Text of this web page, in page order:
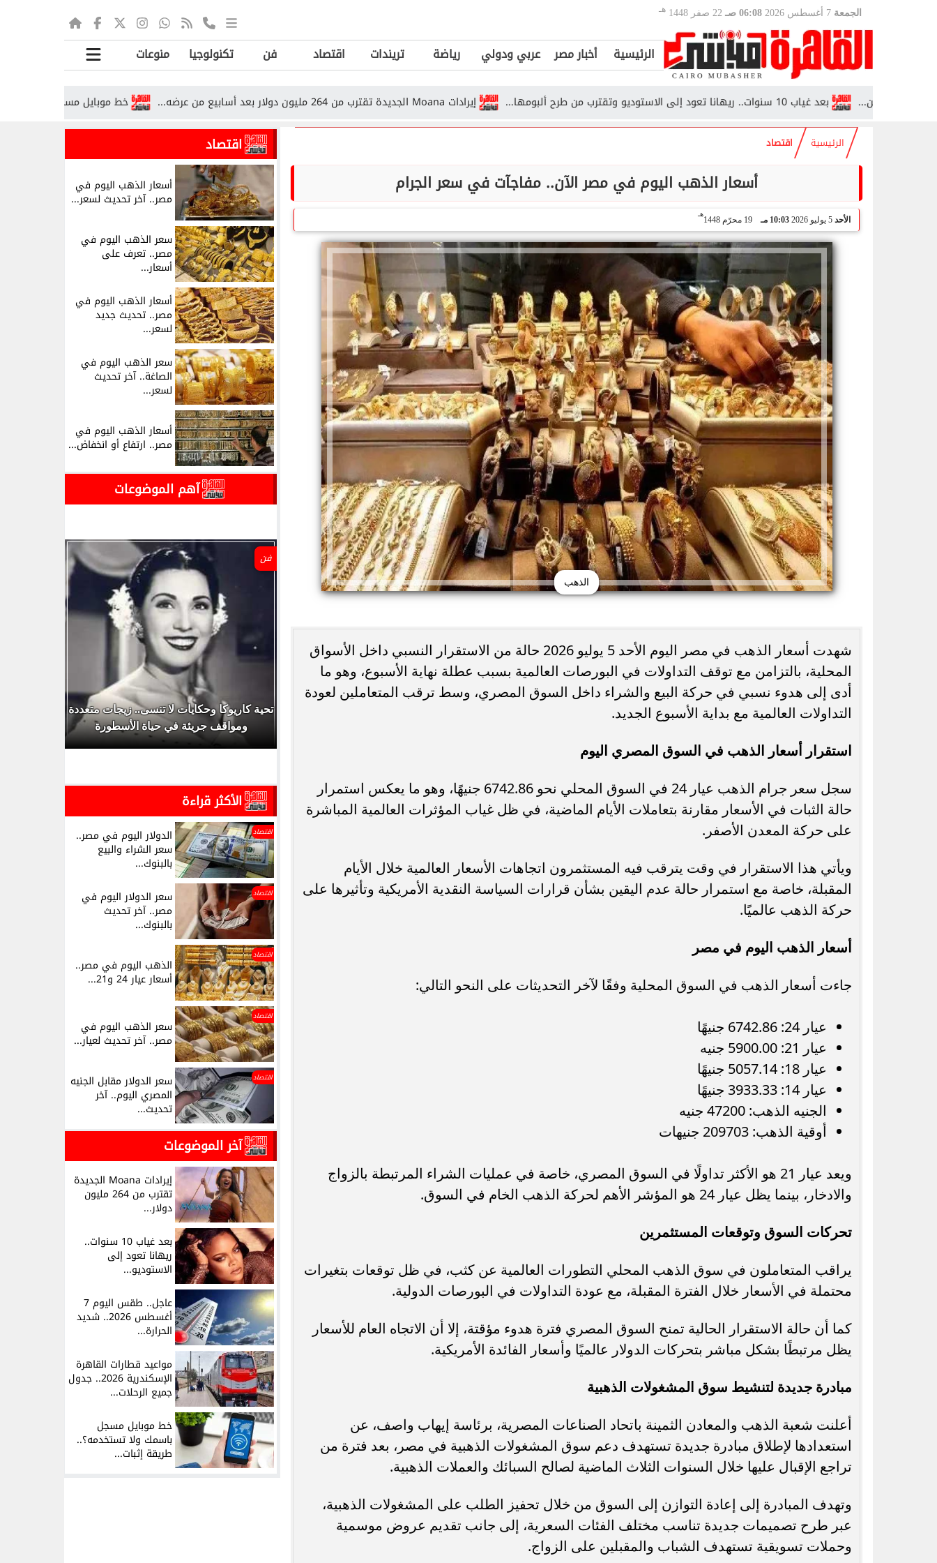
الجمعة 06:08 صـ 22 صفر 1448 هـ
الرئيسية أخبار مصر عربي ودولي رياضة تريندات اقتصاد فن تكنولوجيا منوعات
خط موبايل مسجل باسمك ولا إيرادات Moana الجديدة تقترب من 264 مليون دولار بعد أسابيع من عرضه... بعد غياب 10 سنوات.. ريهانا تعود إلى الاستوديو وتقترب من طرح ألبومها...
الرئيسية اقتصاد
أسعار الذهب اليوم في مصر الآن.. مفاجآت في سعر الجرام
الأحد 5 يوليو 2026 10:03 مـ 19 محرّم 1448
هـ
الذهب
شهدت أسعار الذهب في مصر اليوم الأحد 5 يوليو 2026 حالة من الاستقرار النسبي داخل الأسواق
المحلية، بالتزامن مع توقف التداولات في البورصات العالمية بسبب عطلة نهاية الأسبوع، وهو ما
أدى إلى هدوء نسبي في حركة البيع والشراء داخل السوق المصري، وسط ترقب المتعاملين لعودة
التداولات العالمية مع بداية الأسبوع الجديد.
استقرار أسعار الذهب في السوق المصري اليوم
سجل سعر جرام الذهب عيار 24 في السوق المحلي نحو 6742.86 جنيهًا، وهو ما يعكس استمرار
حالة الثبات في الأسعار مقارنة بتعاملات الأيام الماضية، في ظل غياب المؤثرات العالمية المباشرة
على حركة المعدن الأصفر.
ويأتي هذا الاستقرار في وقت يترقب فيه المستثمرون اتجاهات الأسعار العالمية خلال الأيام
المقبلة، خاصة مع استمرار حالة عدم اليقين بشأن قرارات السياسة النقدية الأمريكية وتأثيرها على
حركة الذهب عالميًا.
أسعار الذهب اليوم في مصر
جاءت أسعار الذهب في السوق المحلية وفقًا لآخر التحديثات على النحو التالي:
عيار 24: 6742.86 جنيهًا
عيار 21: 5900.00 جنيه
عيار 18: 5057.14 جنيهًا
عيار 14: 3933.33 جنيهًا
الجنيه الذهب: 47200 جنيه
أوقية الذهب: 209703 جنيهات
ويعد عيار 21 هو الأكثر تداولًا في السوق المصري، خاصة في عمليات الشراء المرتبطة بالزواج
والادخار، بينما يظل عيار 24 هو المؤشر الأهم لحركة الذهب الخام في السوق.
تحركات السوق وتوقعات المستثمرين
يراقب المتعاملون في سوق الذهب المحلي التطورات العالمية عن كثب، في ظل توقعات بتغيرات
محتملة في الأسعار خلال الفترة المقبلة، مع عودة التداولات في البورصات الدولية.
كما أن حالة الاستقرار الحالية تمنح السوق المصري فترة هدوء مؤقتة، إلا أن الاتجاه العام للأسعار
يظل مرتبطًا بشكل مباشر بتحركات الدولار عالميًا وأسعار الفائدة الأمريكية.
مبادرة جديدة لتنشيط سوق المشغولات الذهبية
أعلنت شعبة الذهب والمعادن الثمينة باتحاد الصناعات المصرية، برئاسة إيهاب واصف، عن
استعدادها لإطلاق مبادرة جديدة تستهدف دعم سوق المشغولات الذهبية في مصر، بعد فترة من
تراجع الإقبال عليها خلال السنوات الثلاث الماضية لصالح السبائك والعملات الذهبية.
وتهدف المبادرة إلى إعادة التوازن إلى السوق من خلال تحفيز الطلب على المشغولات الذهبية،
عبر طرح تصميمات جديدة تناسب مختلف الفئات السعرية، إلى جانب تقديم عروض موسمية
وحملات تسويقية تستهدف الشباب والمقبلين على الزواج.
اقتصاد
أسعار الذهب اليوم في
مصر.. آخر تحديث لسعر...
سعر الذهب اليوم في
مصر.. تعرف على
أسعار...
أسعار الذهب اليوم في
مصر.. تحديث جديد
لسعر...
سعر الذهب اليوم في
الصاغة.. آخر تحديث
لسعر...
أسعار الذهب اليوم في
مصر.. ارتفاع أو انخفاض...
آهم الموضوعات
رسميًا.. جدول امتحانات الشهادة الإعدادية
فن
تحية كاريوكا وحكايات لا تنسى.. زيجات متعددة
ومواقف جريئة في حياة الأسطورة
الأكثر قراءة
اقتصاد الدولار اليوم في مصر..
سعر الشراء والبيع
بالبنوك...
اقتصاد سعر الدولار اليوم في
مصر.. آخر تحديث
بالبنوك...
اقتصاد
الذهب اليوم في مصر..
أسعار عيار 24 و21...
اقتصاد
سعر الذهب اليوم في
مصر.. آخر تحديث لعيار...
اقتصاد سعر الدولار مقابل الجنيه
المصري اليوم.. آخر
تحديث...
آخر الموضوعات
إيرادات Moana الجديدة
تقترب من 264 مليون
دولار...
بعد غياب 10 سنوات..
ريهانا تعود إلى
الاستوديو...
عاجل.. طقس اليوم 7
أغسطس 2026.. شديد
الحرارة...
مواعيد قطارات القاهرة
الإسكندرية 2026.. جدول
جميع الرحلات...
خط موبايل مسجل
باسمك ولا تستخدمه؟..
طريقة إثبات...